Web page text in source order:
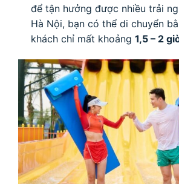
để tận hưởng được nhiều trải
Hà Nội, bạn có thể di chuyển
khách chỉ mất khoảng 1,5 – 2